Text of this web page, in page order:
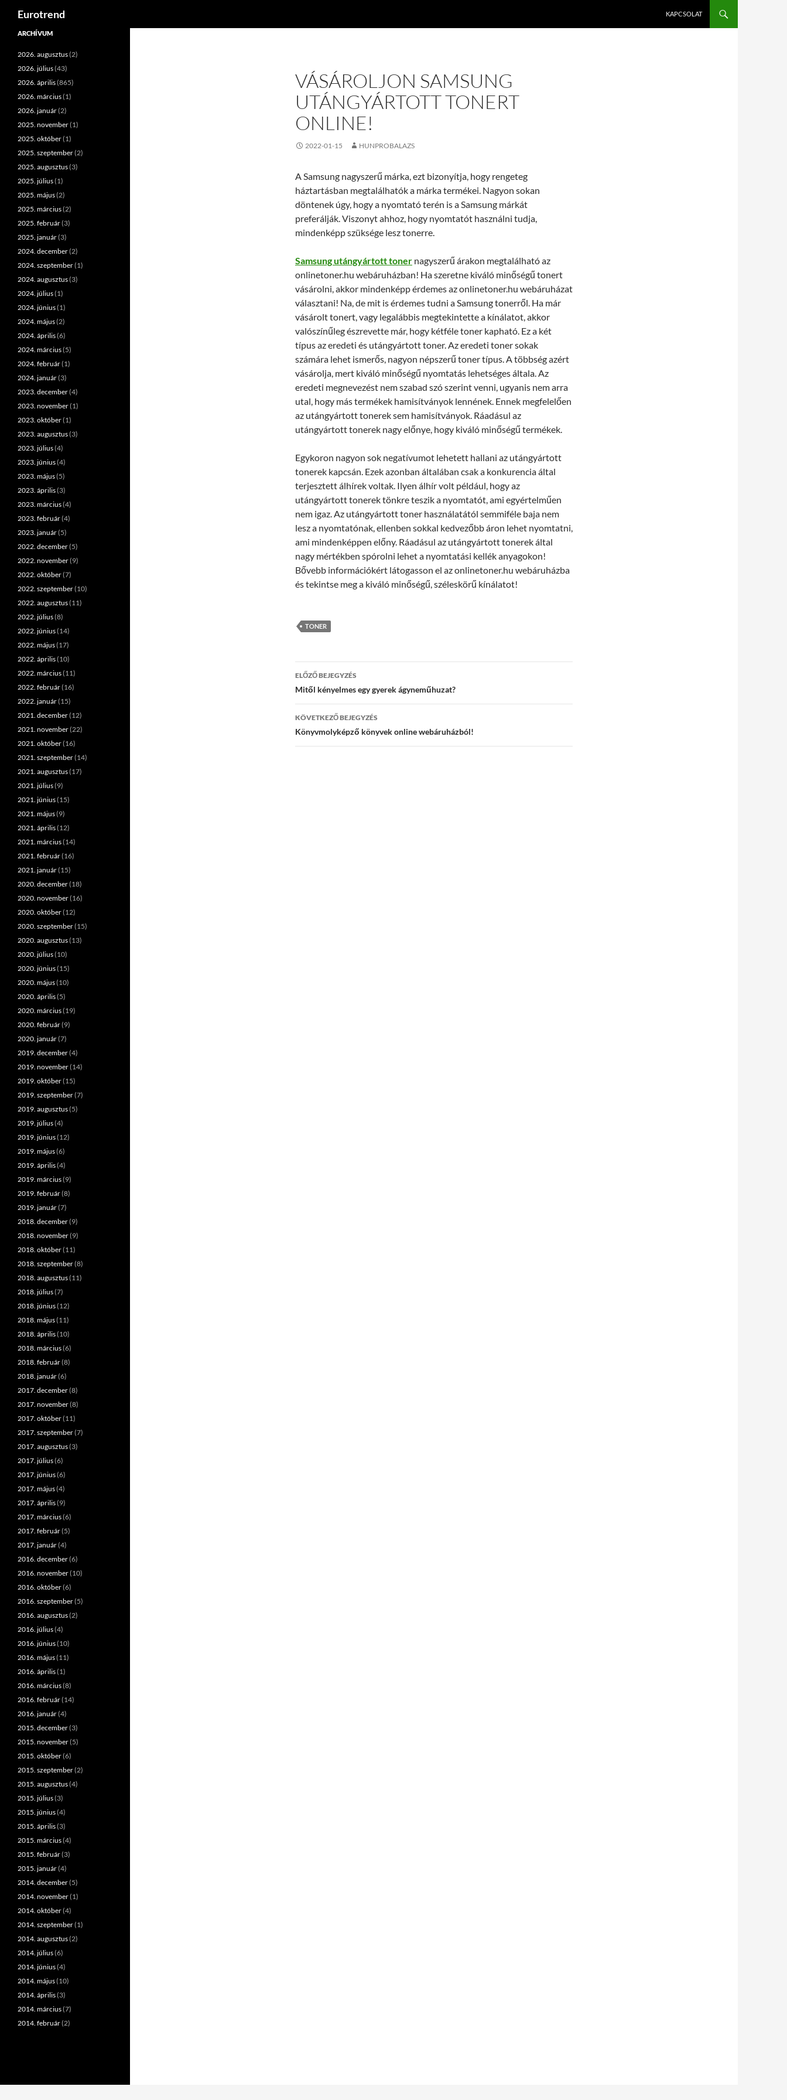
Kilépés
Eurotrend KAPCSOLAT
VÁSÁROLJON SAMSUNG
UTÁNGYÁRTOTT TONERT
ONLINE!
2022-01-15 HUNPROBALAZS
A Samsung nagyszerű márka, ezt bizonyítja, hogy rengeteg
háztartásban megtalálhatók a márka termékei. Nagyon sokan
döntenek úgy, hogy a nyomtató terén is a Samsung márkát
preferálják. Viszonyt ahhoz, hogy nyomtatót használni tudja,
mindenképp szüksége lesz tonerre.
Samsung utángyártott toner nagyszerű árakon megtalálható az
onlinetoner.hu webáruházban! Ha szeretne kiváló minőségű tonert
vásárolni, akkor mindenképp érdemes az onlinetoner.hu webáruházat
választani! Na, de mit is érdemes tudni a Samsung tonerről. Ha már
vásárolt tonert, vagy legalábbis megtekintette a kínálatot, akkor
valószínűleg észrevette már, hogy kétféle toner kapható. Ez a két
típus az eredeti és utángyártott toner. Az eredeti toner sokak
számára lehet ismerős, nagyon népszerű toner típus. A többség azért
vásárolja, mert kiváló minőségű nyomtatás lehetséges általa. Az
eredeti megnevezést nem szabad szó szerint venni, ugyanis nem arra
utal, hogy más termékek hamisítványok lennének. Ennek megfelelően
az utángyártott tonerek sem hamisítványok. Ráadásul az
utángyártott tonerek nagy előnye, hogy kiváló minőségű termékek.
Egykoron nagyon sok negatívumot lehetett hallani az utángyártott
tonerek kapcsán. Ezek azonban általában csak a konkurencia által
terjesztett álhírek voltak. Ilyen álhír volt például, hogy az
utángyártott tonerek tönkre teszik a nyomtatót, ami egyértelműen
nem igaz. Az utángyártott toner használatától semmiféle baja nem
lesz a nyomtatónak, ellenben sokkal kedvezőbb áron lehet nyomtatni,
ami mindenképpen előny. Ráadásul az utángyártott tonerek által
nagy mértékben spórolni lehet a nyomtatási kellék anyagokon!
Bővebb információkért látogasson el az onlinetoner.hu webáruházba
és tekintse meg a kiváló minőségű, széleskörű kínálatot!
TONER
Bejegyzés
navigáció
ELŐZŐ BEJEGYZÉS
Mitől kényelmes egy gyerek ágyneműhuzat?
KÖVETKEZŐ BEJEGYZÉS
Könyvmolyképző könyvek online webáruházból!
ARCHÍVUM
2026. augusztus(2)
2026. július(43)
2026. április(865)
2026. március(1)
2026. január(2)
2025. november(1)
2025. október(1)
2025. szeptember(2)
2025. augusztus(3)
2025. július(1)
2025. május(2)
2025. március(2)
2025. február(3)
2025. január(3)
2024. december(2)
2024. szeptember(1)
2024. augusztus(3)
2024. július(1)
2024. június(1)
2024. május(2)
2024. április(6)
2024. március(5)
2024. február(1)
2024. január(3)
2023. december(4)
2023. november(1)
2023. október(1)
2023. augusztus(3)
2023. július(4)
2023. június(4)
2023. május(5)
2023. április(3)
2023. március(4)
2023. február(4)
2023. január(5)
2022. december(5)
2022. november(9)
2022. október(7)
2022. szeptember(10)
2022. augusztus(11)
2022. július(8)
2022. június(14)
2022. május(17)
2022. április(10)
2022. március(11)
2022. február(16)
2022. január(15)
2021. december(12)
2021. november(22)
2021. október(16)
2021. szeptember(14)
2021. augusztus(17)
2021. július(9)
2021. június(15)
2021. május(9)
2021. április(12)
2021. március(14)
2021. február(16)
2021. január(15)
2020. december(18)
2020. november(16)
2020. október(12)
2020. szeptember(15)
2020. augusztus(13)
2020. július(10)
2020. június(15)
2020. május(10)
2020. április(5)
2020. március(19)
2020. február(9)
2020. január(7)
2019. december(4)
2019. november(14)
2019. október(15)
2019. szeptember(7)
2019. augusztus(5)
2019. július(4)
2019. június(12)
2019. május(6)
2019. április(4)
2019. március(9)
2019. február(8)
2019. január(7)
2018. december(9)
2018. november(9)
2018. október(11)
2018. szeptember(8)
2018. augusztus(11)
2018. július(7)
2018. június(12)
2018. május(11)
2018. április(10)
2018. március(6)
2018. február(8)
2018. január(6)
2017. december(8)
2017. november(8)
2017. október(11)
2017. szeptember(7)
2017. augusztus(3)
2017. július(6)
2017. június(6)
2017. május(4)
2017. április(9)
2017. március(6)
2017. február(5)
2017. január(4)
2016. december(6)
2016. november(10)
2016. október(6)
2016. szeptember(5)
2016. augusztus(2)
2016. július(4)
2016. június(10)
2016. május(11)
2016. április(1)
2016. március(8)
2016. február(14)
2016. január(4)
2015. december(3)
2015. november(5)
2015. október(6)
2015. szeptember(2)
2015. augusztus(4)
2015. július(3)
2015. június(4)
2015. április(3)
2015. március(4)
2015. február(3)
2015. január(4)
2014. december(5)
2014. november(1)
2014. október(4)
2014. szeptember(1)
2014. augusztus(2)
2014. július(6)
2014. június(4)
2014. május(10)
2014. április(3)
2014. március(7)
2014. február(2)